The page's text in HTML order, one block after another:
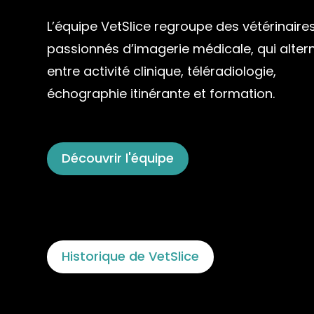
L’équipe VetSlice regroupe des
passionnés d’imagerie médicale, qui
entre activité clinique, téléradiologie,
échographie itinérante et formation.
Découvrir l'équipe
Historique de VetSlice